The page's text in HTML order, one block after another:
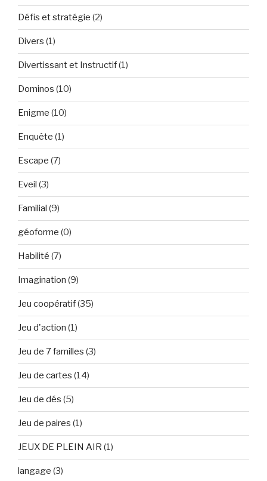
Défis et stratégie (2)
Divers (1)
Divertissant et Instructif(1)
Dominos (10)
Enigme (10)
Enquête (1)
Escape (7)
Eveil (3)
Familial (9)
géoforme (0)
Habilité (7)
Imagination (9)
Jeu coopératif(35)
Jeu d'action (1)
Jeu de 7 familles (3)
Jeu de cartes (14)
Jeu de dés (5)
Jeu de paires (1)
JEUX DE PLEIN AIR (1)
langage (3)